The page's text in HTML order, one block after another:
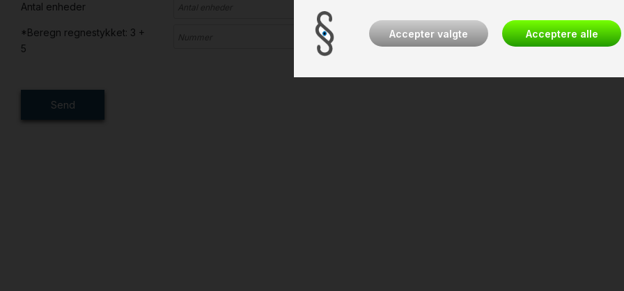
Antal enheder
*Beregn regnestykket: 3 +
5
Send
Accepter valgte Acceptere alle